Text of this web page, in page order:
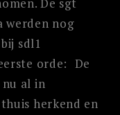
werden nog
sdl1
orde: De
nu al in
herkend en